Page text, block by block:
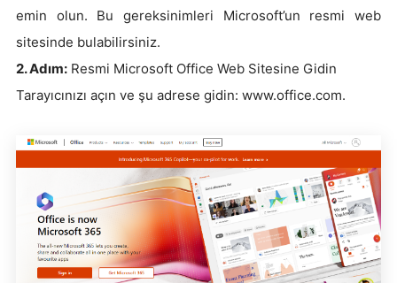
emin olun. Bu gereksinimleri Microsoft’un resmi web
sitesinde bulabilirsiniz.
2. Adım: Resmi Microsoft Office Web Sitesine Gidin
Tarayıcınızı açın ve şu adrese gidin: www.office.com.